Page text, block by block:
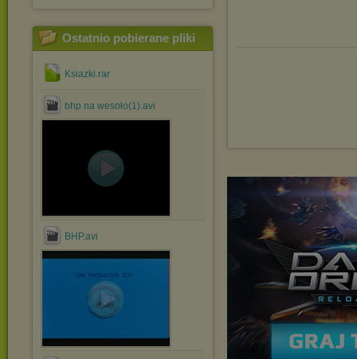
Ostatnio pobierane pliki
Ksiazki.rar
bhp na wesoło(1).avi
BHP.avi